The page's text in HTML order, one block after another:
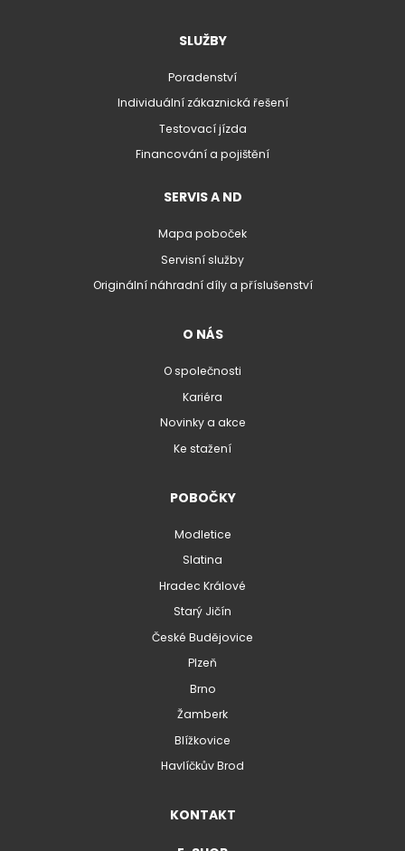
SLUŽBY
Poradenství
Individuální zákaznická řešení
Testovací jízda
Financování a pojištění
SERVIS A ND
Mapa poboček
Servisní služby
Originální náhradní díly a příslušenství
O NÁS
O společnosti
Kariéra
Novinky a akce
Ke stažení
POBOČKY
Modletice
Slatina
Hradec Králové
Starý Jičín
České Budějovice
Plzeň
Brno
Žamberk
Blížkovice
Havlíčkův Brod
KONTAKT